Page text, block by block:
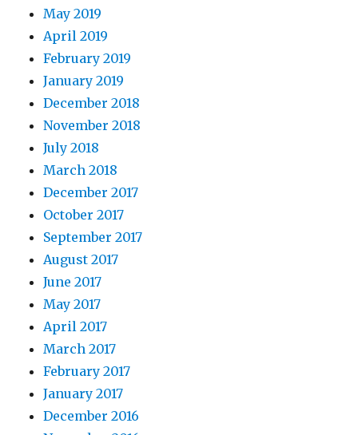
May 2019
April 2019
February 2019
January 2019
December 2018
November 2018
July 2018
March 2018
December 2017
October 2017
September 2017
August 2017
June 2017
May 2017
April 2017
March 2017
February 2017
January 2017
December 2016